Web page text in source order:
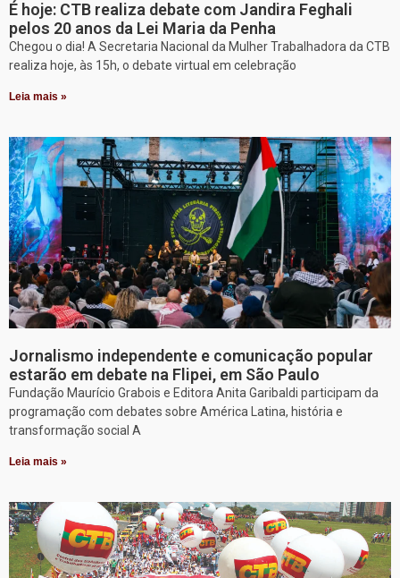
É hoje: CTB realiza debate com Jandira Feghali
pelos 20 anos da Lei Maria da Penha
Chegou o dia! A Secretaria Nacional da Mulher Trabalhadora da CTB
realiza hoje, às 15h, o debate virtual em celebração
Leia mais »
Jornalismo independente e comunicação popular
estarão em debate na Flipei, em São Paulo
Fundação Maurício Grabois e Editora Anita Garibaldi participam da
programação com debates sobre América Latina, história e
transformação social A
Leia mais »